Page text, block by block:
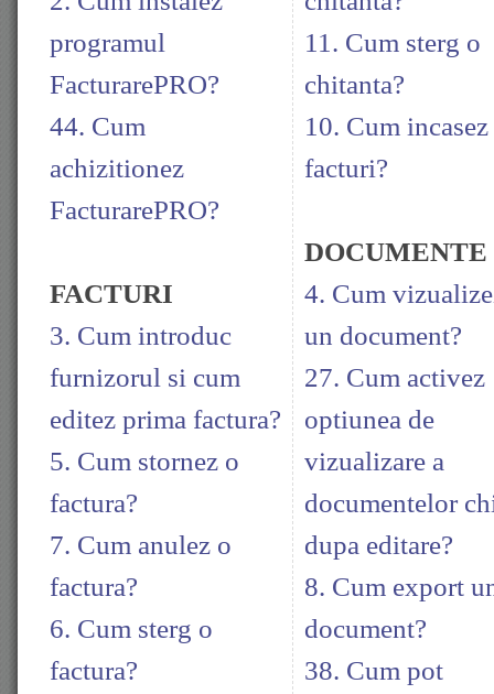
programul
FacturarePRO?
44. Cum
achizitionez
FacturarePRO?
FACTURI
3. Cum introduc
furnizorul si cum
editez prima factura?
5. Cum stornez o
factura?
7. Cum anulez o
factura?
6. Cum sterg o
factura?
11. Cum sterg o
chitanta?
10. Cum incasez
facturi?
DOCUMENTE
4. Cum
un document?
27. Cum activez
optiunea de
vizualizare a
documentelor
dupa editare?
8. Cum export
document?
38. Cum pot